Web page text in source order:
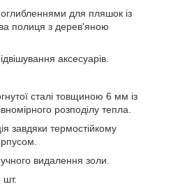
для пляшок із
полиця з дерев'яною
аксесуарів.
сталі товщиною 6 мм із
розподілу тепла.
завдяки термостійкому
видалення золи.
шт.